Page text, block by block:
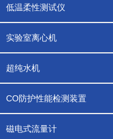
低温柔性测试仪
实验室离心机
超纯水机
CO防护性能检测装置
磁电式流量计